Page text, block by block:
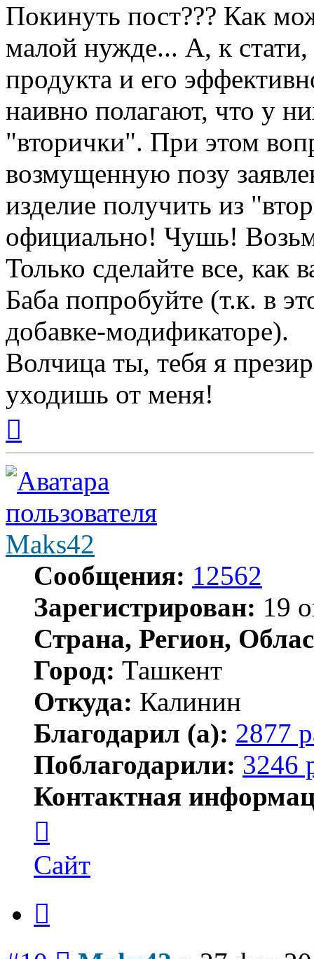
Покинуть пост??? Как
малой нужде... А, к стати,
продукта и его
наивно полагают, что у
"вторички". При этом
возмущенную позу
изделие получить из
официально! Чушь!
Только сделайте все,
Баба попробуйте (т.к. в
добавке-модификаторе).
Волчица ты, тебя я
уходишь от меня!
началу
Maks42
Сообщения: 12562
Зарегистрирован: 19
Страна, Регион,
Город: Ташкент
Откуда: Калинин
Благодарил (а): 2877
Поблагодарили: 3246
Контактная
пользователя
Maks42
Сайт